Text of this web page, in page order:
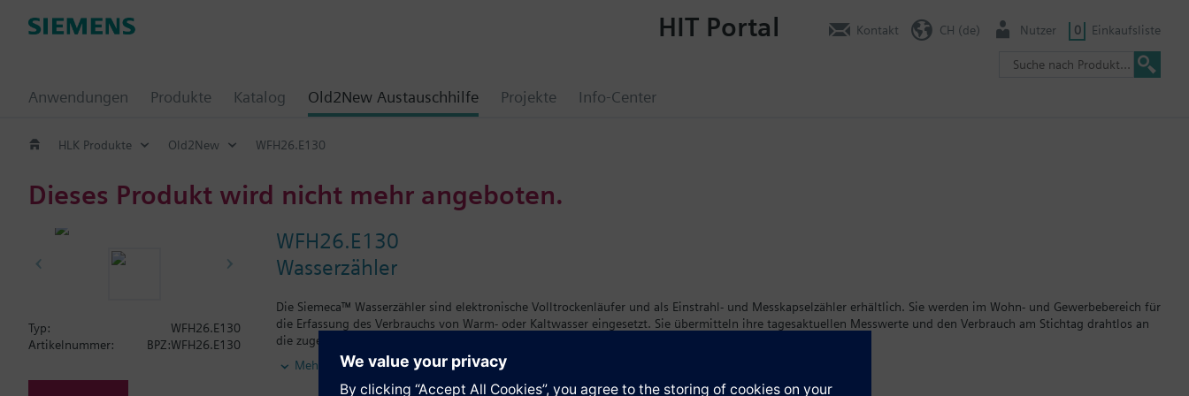
Anwendungen Produkte Katalog Old2New Austauschhilfe Projekte Info-Center
HIT Portal Kontakt CH (de) Nutzer 0 Einkaufsliste
HLK Produkte Old2New WFH26.E130
Dieses Produkt wird nicht mehr angeboten.
WFH26.E130
Wasserzähler
Die Siemeca™ Wasserzähler sind elektronische Volltrockenläufer und als Einstrahl- und Messkapselzähler erhältlich. Sie werden im Wohn- und Gewerbebereich für
die Erfassung des Verbrauchs von Warm- oder Kaltwasser eingesetzt. Sie übermitteln ihre tagesaktuellen Messwerte und den Verbrauch am Stichtag drahtlos an
die zugehörigen Datensammler.
Die Wasserzähler werden in verschiedenen Bauformen und in verschiedenen Baugrössen mit abnehmbarem Rechenwerk (Kabellänge 1,5 m) angeboten, so dass
alle üblichen Anlagen ausgerüstet werden können. Der Wohnungsnutzer kann sich auf einem grossen, leicht ablesbaren Display einfach über seinen individuellen
Verbrauch informieren. Die eingebaute Lithiumbatterie versorgt das Gerät für mehr als eine Eichperiode mit Energie.
Mehr
Typ:
WFH26.E130
Artikelnummer:
BPZ:WFH26.E130